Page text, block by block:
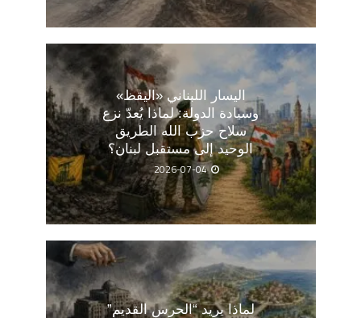
اليسار اللبناني «اليقظ»
وسيادة الدولة: لماذا يُعدّ نزع
سلاح حزب الله الطريق
الوحيد إلى مستقبل لبنان؟
2026-07-04
لماذا يريد “الحرس القديم”